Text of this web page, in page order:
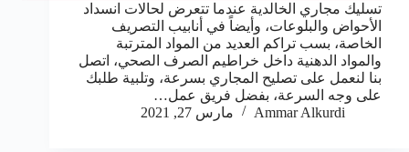
تسليك مجاري الخالدية عندما تتعرض لحالات انسداد
الأحواض والبلوعات، وأيضاً في أنابيب التصريف
الخاصة، بسب تراكم العديد من المواد المترتبة
والمواد الدهنية داخل خراطيم الصرف الصحي، اتصل
بنا لنعمل على تصليح المجاري بسرعة، وتلبية طلبك
على وجه السرعة، بفضل فريق عمل…
Ammar Alkurdi
مارس 27, 2021